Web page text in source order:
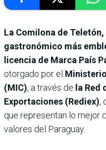
La Comilona de
gastronómico más
licencia de Marca País
otorgado por el
(MIC), a través de la Red
Exportaciones (Rediex),
que representan lo mejor
valores del Paraguay.